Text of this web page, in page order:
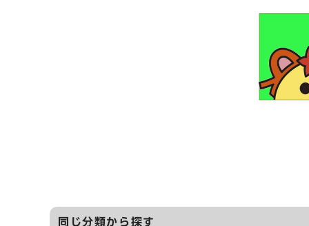
食べ残しをな
同じ分類から探す